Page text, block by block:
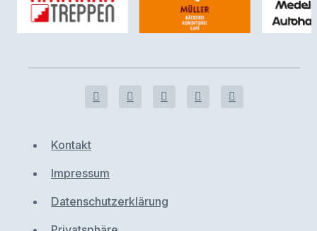
Kontakt
Impressum
Datenschutzerklärung